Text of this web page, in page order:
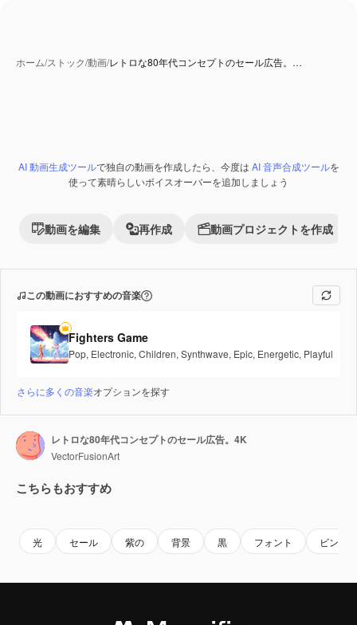
ホーム/ストック/動画/レトロな80年代コンセプトのセール広告。…
PremiumAI 生成コンテンツ
AI 動画生成ツールで独自の動画を作成したら、今度は AI 音声合成ツールを
使って素晴らしいボイスオーバーを追加しましょう
動画を編集 再作成 動画プロジェクトを作成
この動画におすすめの音楽
Fighters Game
Pop, Electronic, Children, Synthwave, Epic, Energetic, Playful
さらに多くの音楽オプションを探す
レトロな80年代コンセプトのセール広告。4K
VectorFusionArt
こちらもおすすめ
光 セール 紫の 背景 黒 フォント ビンテ